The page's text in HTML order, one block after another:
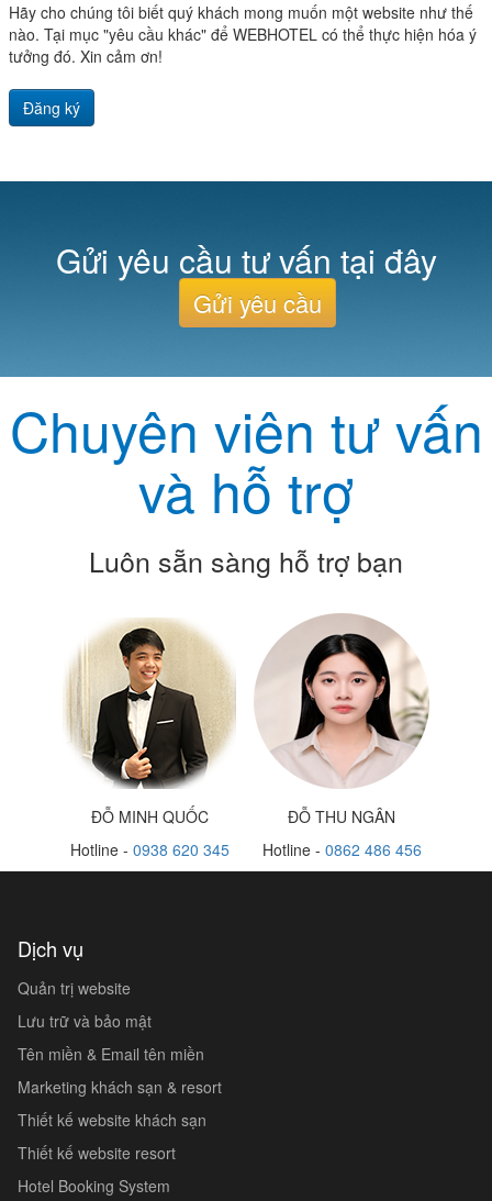
Hãy cho chúng tôi biết quý khách mong muốn một website như thế
nào. Tại mục "yêu cầu khác" để WEBHOTEL có thể thực hiện hóa ý
tưởng đó. Xin cảm ơn!
Đăng ký
Gửi yêu cầu tư vấn tại đây
Gửi yêu cầu
Chuyên viên tư vấn
và hỗ trợ
Luôn sẵn sàng hỗ trợ bạn
ĐỖ MINH QUỐC
Hotline - 0938 620 345
ĐỖ THU NGÂN
Hotline - 0862 486 456
Dịch vụ
Quản trị website
Lưu trữ và bảo mật
Tên miền & Email tên miền
Marketing khách sạn & resort
Thiết kế website khách sạn
Thiết kế website resort
Hotel Booking System